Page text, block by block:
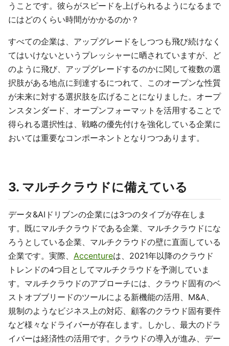
うことです。彼らがスピードを上げられるようになるまで
にはどのくらい時間がかかるのか？
すべての企業は、アップグレードをしつつも飛び続けなく
てはいけないというプレッシャーに晒されていますが、ど
のように飛び、アップグレードするのかに関して複数の選
択肢がある地点に到達するにつれて、このオープンな性質
が未来に対する選択肢を広げることになりました。オープ
ンスタンダード、オープンフォーマットを活用することで
得られる選択性は、戦略の優先付けを強化している企業に
おいては重要なコンポーネントとなりつつあります。
3. マルチクラウドに備えている
データ&AIドリブンの企業には3つのタイプが存在しま
す。既にマルチクラウドである企業、マルチクラウドにな
ろうとしている企業、マルチクラウドの壁に直面している
企業です。実際、 Accentureは、2021年以降のクラウド
トレンドの4つ目としてマルチクラウドを予測していま
す。マルチクラウドのアプローチには、クラウド固有のベ
ストオブブリードのツールによる新機能の活用、M&A、
規制のようなビジネス上の対応、顧客のクラウド固有要件
など様々なドライバーが存在します。しかし、最大のドラ
イバーは経済性の活用です。クラウドの導入が進み、デー